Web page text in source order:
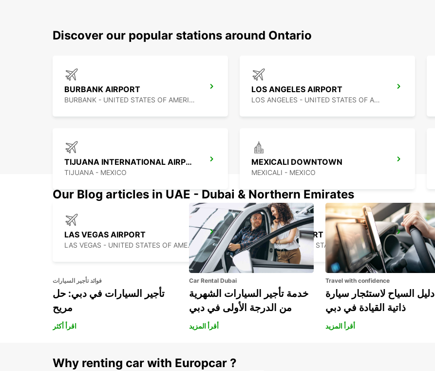
Discover our popular stations around Ontario
BURBANK AIRPORT
BURBANK - UNITED STATES OF AMERICA
LOS ANGELES AIRPORT
LOS ANGELES - UNITED STATES OF AMERICA
TIJUANA INTERNATIONAL AIRPORT
TIJUANA - MEXICO
MEXICALI DOWNTOWN
MEXICALI - MEXICO
LAS VEGAS AIRPORT
LAS VEGAS - UNITED STATES OF AMERICA
PHOENIX AIRPORT
PHOENIX - UNITED STATES OF AMERICA
Our Blog articles in UAE - Dubai & Northern Emirates
فوائد تأجير السيارات
تأجير السيارات في دبي: حل
مريح
اقرأ أكثر
Car Rental Dubai
خدمة تأجير السيارات الشهرية
من الدرجة الأولى في دبي
أقرأ المزيد
Travel with confidence
دليل السياح لاستئجار سيارة
ذاتية القيادة في دبي
أقرأ المزيد
Why renting car with Europcar ?